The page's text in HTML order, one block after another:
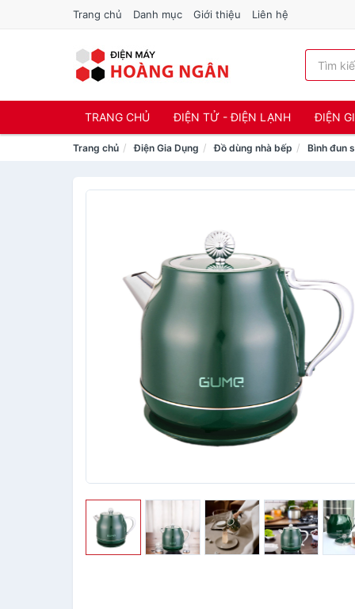
Trang chủ Danh mục Giới thiệu Liên hệ
TRANG CHỦ ĐIỆN TỬ - ĐIỆN LẠNH ĐIỆN
Trang chủ Điện Gia Dụng Đồ dùng nhà bếp Bình đun